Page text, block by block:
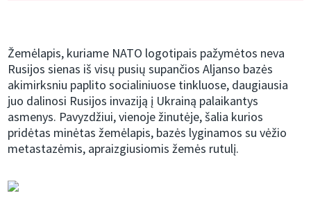
Žemėlapis, kuriame NATO logotipais pažymėtos neva
Rusijos sienas iš visų pusių supančios Aljanso bazės
akimirksniu paplito socialiniuose tinkluose, daugiausia
juo dalinosi Rusijos invaziją į Ukrainą palaikantys
asmenys. Pavyzdžiui, vienoje žinutėje, šalia kurios
pridėtas minėtas žemėlapis, bazės lyginamos su vėžio
metastazėmis, apraizgiusiomis žemės rutulį.